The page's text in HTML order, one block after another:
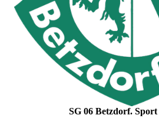
SG 06 Betzdorf.